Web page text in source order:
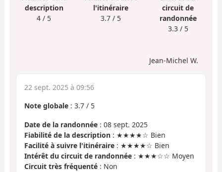
description
4 / 5
l'itinéraire
3.7 / 5
circuit de
randonnée
3.3 / 5
Jean-Michel W.
22 sept. 2025 à 09:56
Note globale : 3.7 / 5
Date de la randonnée : 08 sept. 2025
Fiabilité de la description : ★★★★☆ Bien
Facilité à suivre l'itinéraire : ★★★★☆ Bien
Intérêt du circuit de randonnée : ★★★☆☆ Moyen
Circuit très fréquenté : Non